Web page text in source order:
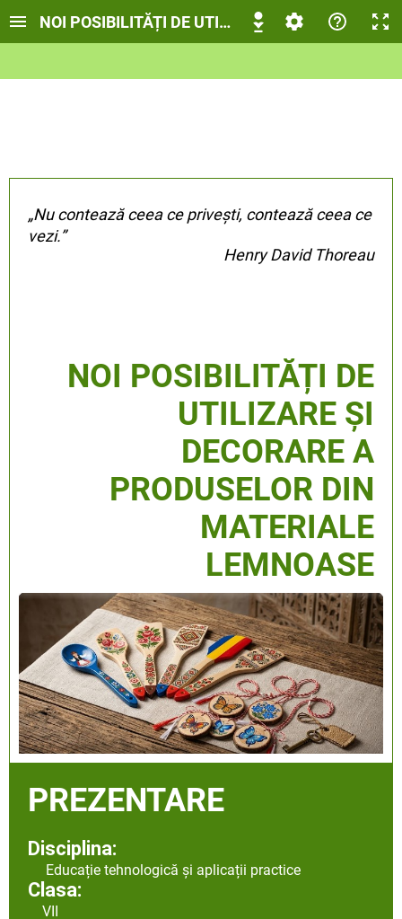
NOI POSIBILITĂȚI DE UTILIZARE ȘI DECORARE A
„Nu contează ceea ce privești, contează ceea ce
vezi.”
Henry David Thoreau
NOI POSIBILITĂȚI DE
UTILIZARE ȘI
DECORARE A
PRODUSELOR DIN
MATERIALE
LEMNOASE
PREZENTARE
Disciplina:
Educație tehnologică și aplicații practice
Clasa:
VII